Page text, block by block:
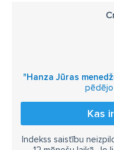
"Hanza Jūras
pēdējo
Kas
Indekss saistību